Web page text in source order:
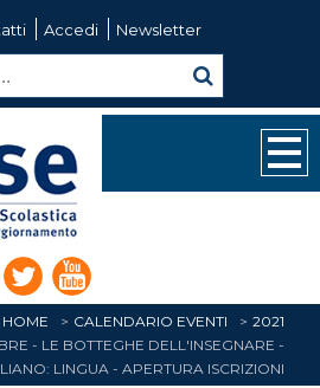
Accedi Newsletter
HOME CALENDARIO EVENTI
2021
- LE BOTTEGHE DELL'INSEGNARE -
LINGUA - APERTURA ISCRIZIONI